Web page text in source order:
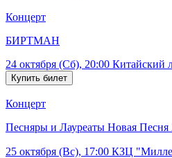
Концерт
БИРТМАН
24 октября (Сб), 20:00 Китайский
Концерт
Песняры и Лауреаты Новая Песня
25 октября (Вс), 17:00 КЗЦ